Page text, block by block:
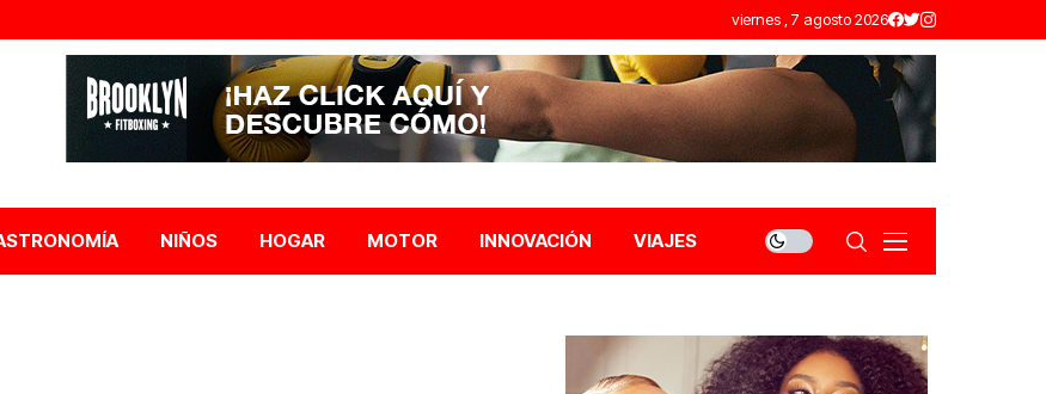
viernes , 7 agosto 2026
NIÑOS HOGAR MOTOR INNOVACIÓN VIAJES